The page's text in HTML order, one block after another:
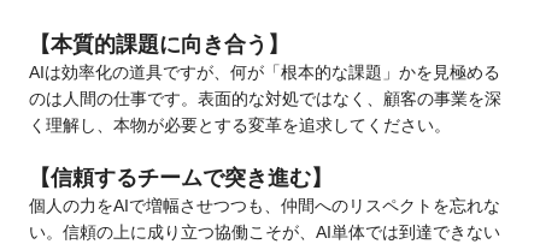
【本質的課題に向き合う】
AIは効率化の道具ですが、何が「根本的な課題」かを見極める
のは人間の仕事です。表面的な対処ではなく、顧客の事業を深
く理解し、本物が必要とする変革を追求してください。
【信頼するチームで突き進む】
個人の力をAIで増幅させつつも、仲間へのリスペクトを忘れな
い。信頼の上に成り立つ協働こそが、AI単体では到達できない